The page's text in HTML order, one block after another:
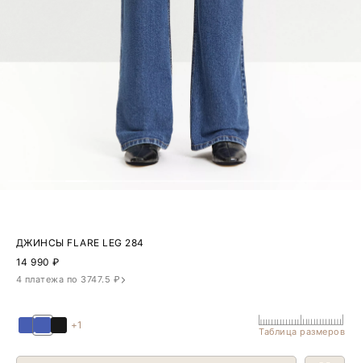
ДЖИНСЫ FLARE LEG 284
14 990₽
4 платежа по 3747.5 ₽
+1
Таблица размеров